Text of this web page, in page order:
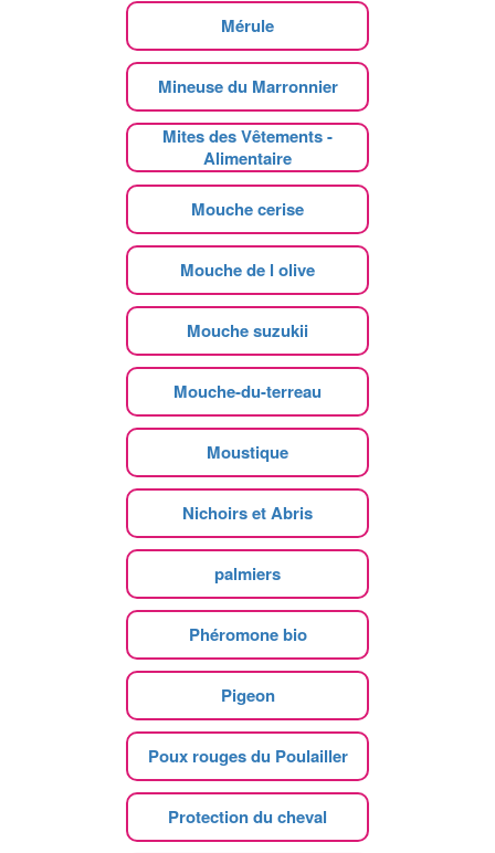
Mérule
Mineuse du Marronnier
Mites des Vêtements -
Alimentaire
Mouche cerise
Mouche de l olive
Mouche suzukii
Mouche-du-terreau
Moustique
Nichoirs et Abris
palmiers
Phéromone bio
Pigeon
Poux rouges du Poulailler
Protection du cheval